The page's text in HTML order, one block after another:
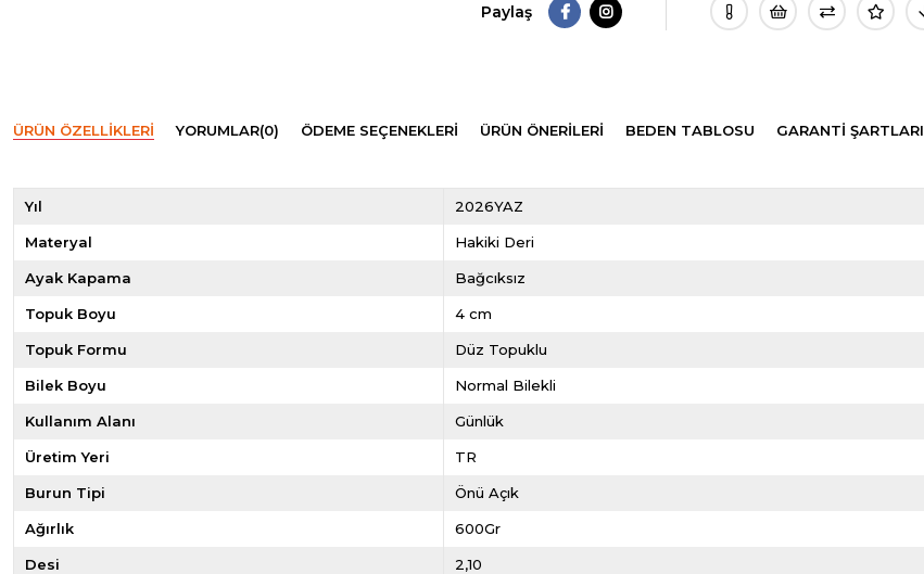
Paylaş
ÜRÜN ÖZELLIKLERI YORUMLAR(0) ÖDEME SEÇENEKLERI ÜRÜN ÖNERILERI BEDEN TABLOSU GARANTİ ŞARTLARI
Yıl 2026YAZ
Materyal Hakiki Deri
Ayak Kapama Bağcıksız
Topuk Boyu 4 cm
Topuk Formu Düz Topuklu
Bilek Boyu Normal Bilekli
Kullanım Alanı Günlük
Üretim Yeri TR
Burun Tipi Önü Açık
Ağırlık 600Gr
Desi 2,10